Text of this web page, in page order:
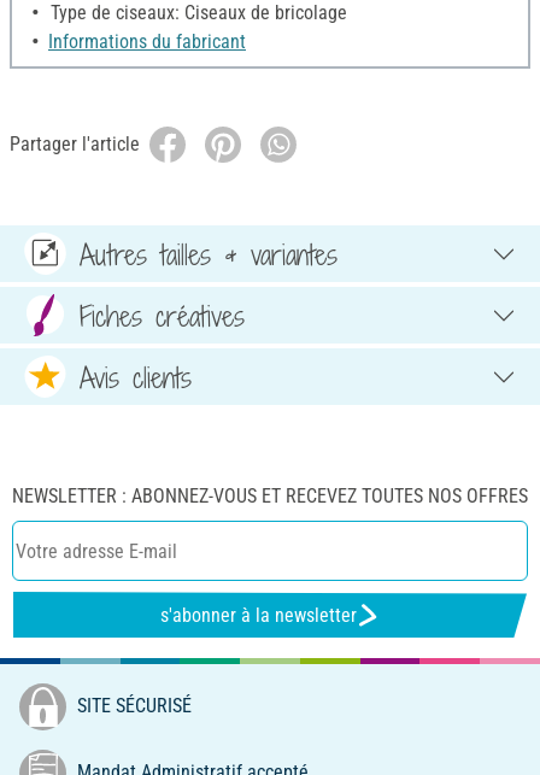
Type de ciseaux: Ciseaux de bricolage
Informations du fabricant
Partager l'article
Autres tailles & variantes
Fiches créatives
Avis clients
NEWSLETTER : ABONNEZ-VOUS ET RECEVEZ TOUTES NOS OFFRES
s'abonner à la newsletter
SITE SÉCURISÉ